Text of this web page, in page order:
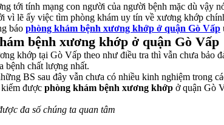
tới tính mạng con người của người bệnh mặc dù vậy
lẽ ấy việc tìm phòng khám uy tín về xương khớp
báo phòng khám bệnh xương khớp ở quận Gò Vấp
bệnh xương khớp ở quận Gò Vấp
khớp tại Gò Vấp theo như điều tra thì vẫn chưa bảo
bệnh chất lượng nhất.
BS sau đây vẫn chưa có nhiều kinh nghiệm
được phòng khám bệnh xương khớp ở quận Gò
đa số chúng ta quan tâm